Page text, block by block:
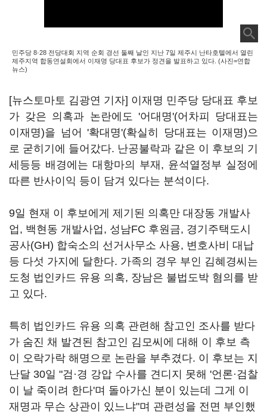
민주당 8·28 전당대회 지역 순회 경선 둘째 날인 지난 7일 제주시 난타호텔에서 열린
제주지역 합동연설회에서 이재명 당대표 후보가 정견을 발표하고 있다. (사진=연합
뉴스)
[뉴스토마토 김광연 기자] 이재명 민주당 당대표 후보
가 갖은 의혹과 논란에도 '어대명'(어차피 당대표는
이재명)을 넘어 '확대명'(확실히 당대표는 이재명)으
로 굳히기에 들어갔다. 난공불락과 같은 이 후보의 기
세등등 배경에는 대항마의 부재, 윤석열정부 실정에
따른 반사이익 등이 담겨 있다는 분석이다.
9일 현재 이 후보에게 제기된 의혹만 대장동 개발사
업, 백현동 개발사업, 성남FC 후원금, 경기주택도시
공사(GH) 합숙소의 선거사무소 사용, 변호사비 대납
등 다섯 가지에 달한다. 가족의 경우 부인 김혜경씨는
도청 법인카드 유용 의혹, 장남은 불법도박 혐의를 받
고 있다.
특히 법인카드 유용 의혹 관련해 참고인 조사를 받다
가 숨진 채 발견된 참고인 김모씨에 대해 이 후보 측
이 오락가락 해명으로 논란을 부추겼다. 이 후보는 지
난달 30일 "검·경 강압 수사를 견디지 못해 '언론·검찰
이 날 죽이려 한다'며 돌아가신 분이 있는데 그게 이
재명과 무슨 상관이 있느냐"며 관련성을 전면 부인했